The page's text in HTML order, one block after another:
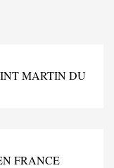
MARTIN DU
FRANCE